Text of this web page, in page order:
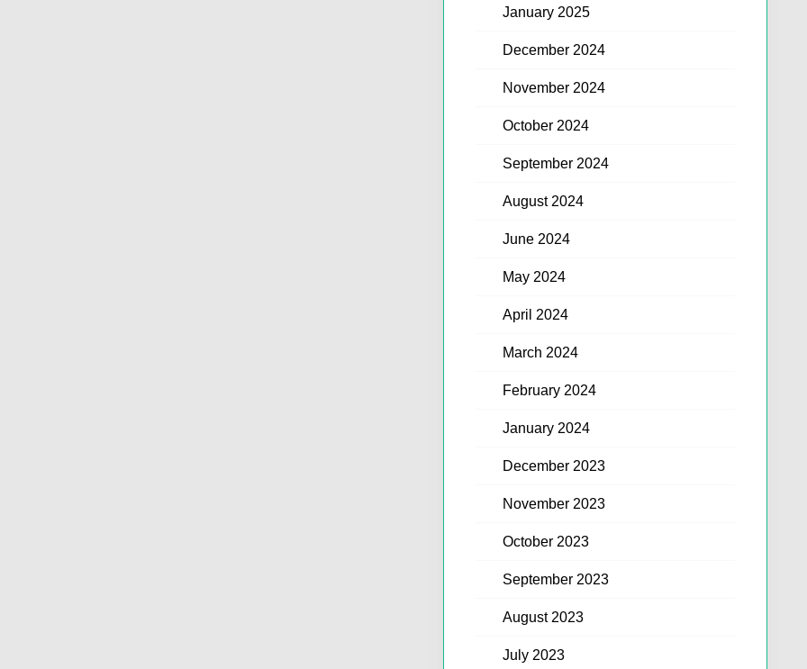
January 2025
December 2024
November 2024
October 2024
September 2024
August 2024
June 2024
May 2024
April 2024
March 2024
February 2024
January 2024
December 2023
November 2023
October 2023
September 2023
August 2023
July 2023